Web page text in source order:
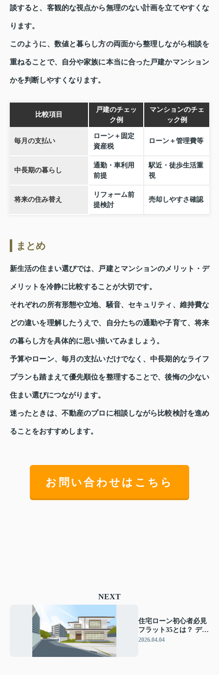
談すると、客観的な視点から無理のない計画を立てやすくな
ります。
このように、数値と暮らし方の両面から整理しながら相談を
重ねることで、自分や家族に本当に合った戸建かマンション
かを判断しやすくなります。
比較項目
戸建のチェッ
ク例
マンションのチェ
ック例
毎月の支払い
ローン＋固定
資産税
ローン＋管理費等
中長期の暮らし
通勤・車利用
前提
駅近・徒歩生活重
視
将来の住み替え
リフォーム前
提検討
売却しやすさ確認
まとめ
新生活の住まい選びでは、戸建とマンションのメリット・デ
メリットを冷静に比較することが大切です。
それぞれの所有形態や立地、騒音、セキュリティ、維持費な
どの違いを理解したうえで、自分たちの通勤や子育て、将来
の暮らし方を具体的に思い描いてみましょう。
予算やローン、毎月の支払いだけでなく、中長期的なライフ
プランも踏まえて優先順位を整理することで、後悔の少ない
住まい選びにつながります。
迷ったときは、不動産のプロに相談しながら比較検討を進め
ることをおすすめします。
お問い合わせはこちら
NEXT
住宅ローン初心者必見
フラット35とは？ デメ
リットを知り自分に合
2026.04.04